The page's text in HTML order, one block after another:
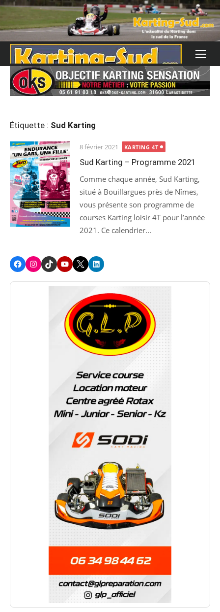
Skip
content
Étiquette : Sud Karting
Posted
on
8 février 2021 KARTING 4T
Sud Karting – Programme 2021
Comme chaque année, Sud Karting,
situé à Bouillargues près de Nîmes,
vous présente son programme de
courses Karting loisir 4T pour l’année
2021. Ce calendrier...
FacebookInstagram
TikTokYoutube
X LinkedIn